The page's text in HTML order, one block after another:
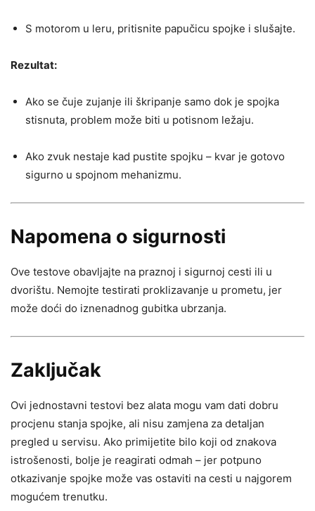
S motorom u leru, pritisnite papučicu spojke i slušajte.
Rezultat:
Ako se čuje zujanje ili škripanje samo dok je spojka
stisnuta, problem može biti u potisnom ležaju.
Ako zvuk nestaje kad pustite spojku – kvar je gotovo
sigurno u spojnom mehanizmu.
Napomena o sigurnosti
Ove testove obavljajte na praznoj i sigurnoj cesti ili u
dvorištu. Nemojte testirati proklizavanje u prometu, jer
može doći do iznenadnog gubitka ubrzanja.
Zaključak
Ovi jednostavni testovi bez alata mogu vam dati dobru
procjenu stanja spojke, ali nisu zamjena za detaljan
pregled u servisu. Ako primijetite bilo koji od znakova
istrošenosti, bolje je reagirati odmah – jer potpuno
otkazivanje spojke može vas ostaviti na cesti u najgorem
mogućem trenutku.